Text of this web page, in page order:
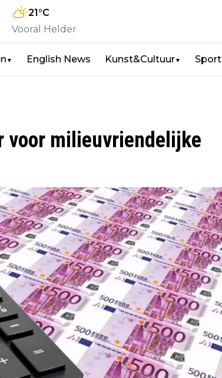
21°C
Vooral Helder
▼ English News Kunst&Cultuur▼ Sport
voor milieuvriendelijke